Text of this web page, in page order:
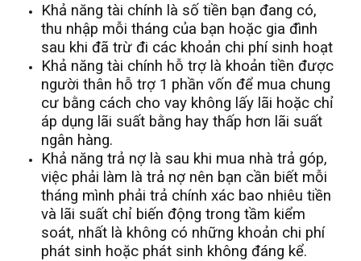
Khả năng tài chính là số tiền bạn đang có,
thu nhập mỗi tháng của bạn hoặc gia đình
sau khi đã trừ đi các khoản chi phí sinh hoạt
Khả năng tài chính hỗ trợ là khoản tiền được
người thân hỗ trợ 1 phần vốn để mua chung
cư bằng cách cho vay không lấy lãi hoặc chỉ
áp dụng lãi suất bằng hay thấp hơn lãi suất
ngân hàng.
Khả năng trả nợ là sau khi mua nhà trả góp,
việc phải làm là trả nợ nên bạn cần biết mỗi
tháng mình phải trả chính xác bao nhiêu tiền
và lãi suất chỉ biến động trong tầm kiểm
soát, nhất là không có những khoản chi phí
phát sinh hoặc phát sinh không đáng kể.